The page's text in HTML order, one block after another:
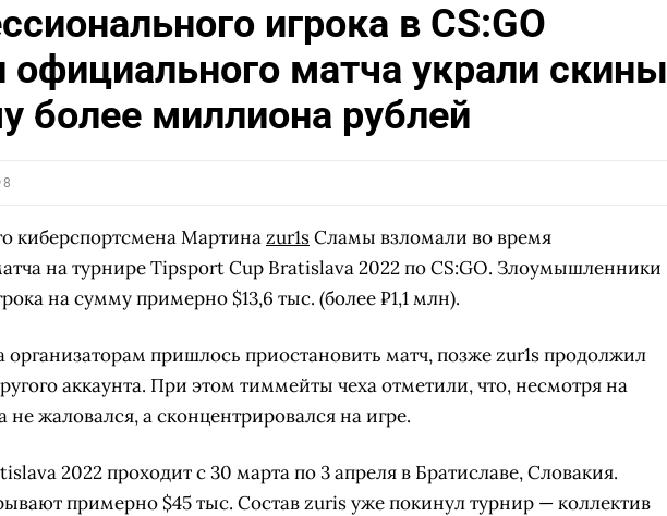
игрока в CS:GO
официального матча украли скины
более миллиона рублей
8
киберспортсмена Мартинаzur1sСламы взломали во время
на турнире Tipsport Cup Bratislava 2022 по CS:GO. Злоумышленники
на сумму примерно $13,6 тыс. (более ₽1,1 млн).
организаторам пришлось приостановить матч, позже zur1s продолжил
аккаунта. При этом тиммейты чеха отметили, что, несмотря на
жаловался, а сконцентрировался на игре.
2022 проходит с 30 марта по 3 апреля в Братиславе, Словакия.
примерно $45 тыс. Состав zuris уже покинул турнир — коллектив